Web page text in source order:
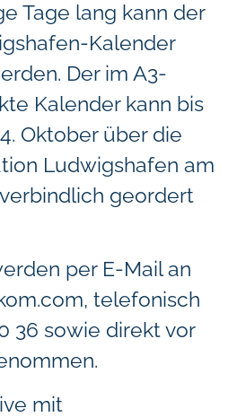
Tage lang kann der
Kalender
Der im A3-
Kalender kann bis
Oktober über die
Ludwigshafen am
geordert
per E-Mail an
, telefonisch
36 sowie direkt vor
mit